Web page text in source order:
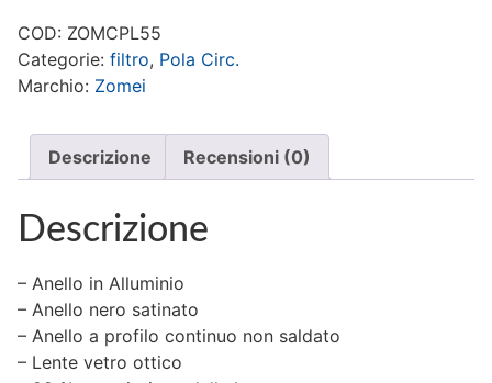
quantità
COD: ZOMCPL55
Categorie: filtro, Pola Circ.
Marchio: Zomei
Descrizione Recensioni (0)
Descrizione
– Anello in Alluminio
– Anello nero satinato
– Anello a profilo continuo non saldato
– Lente vetro ottico